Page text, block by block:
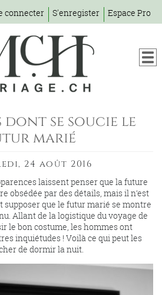
connecter S'enregister Espace Pro
dont se soucie le
marié
24 août 2016
laissent penser que la future
obsédée par des détails, mais il n’est
supposer que le futur marié se montre
Allant de la logistique du voyage de
le bon costume, les hommes ont
inquiétudes ! Voilà ce qui peut les
de dormir la nuit.